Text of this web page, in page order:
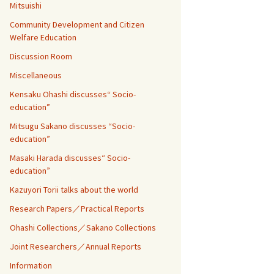
Mitsuishi
Community Development and Citizen
Welfare Education
Discussion Room
Miscellaneous
Kensaku Ohashi discusses“ Socio-
education”
Mitsugu Sakano discusses “Socio-
education”
Masaki Harada discusses“ Socio-
education”
Kazuyori Torii talks about the world
Research Papers／Practical Reports
Ohashi Collections／Sakano Collections
Joint Researchers／Annual Reports
Information